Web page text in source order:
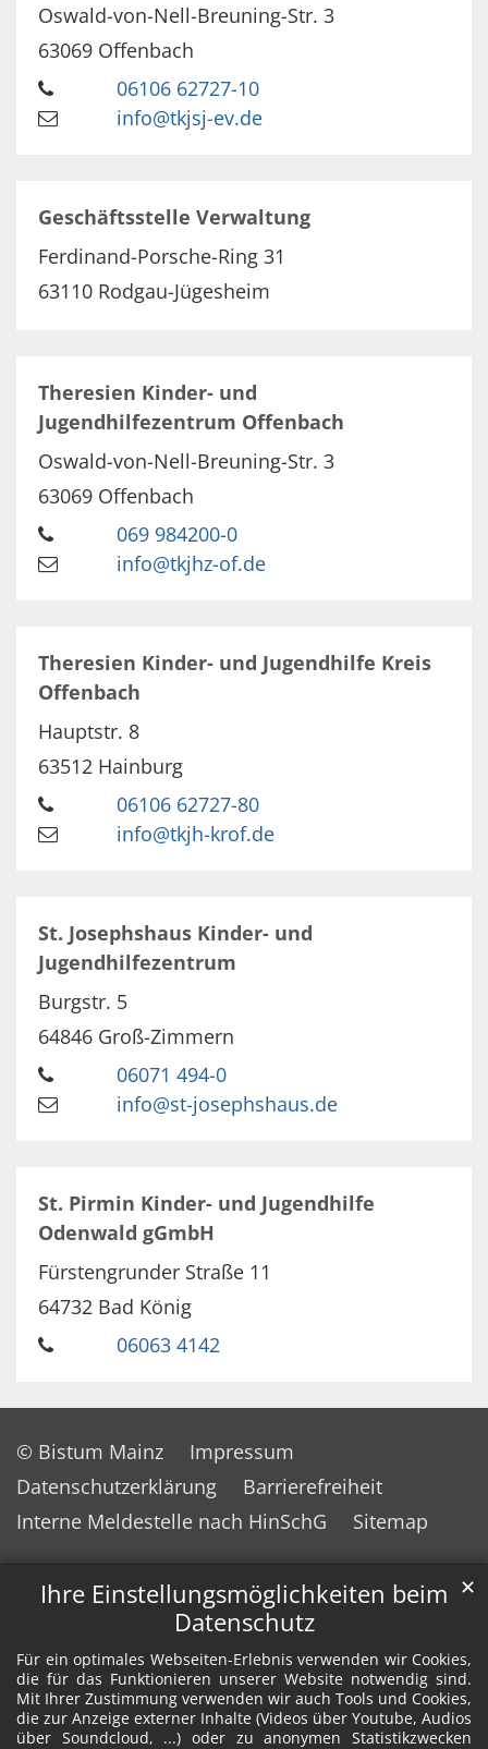
Ihre Einstellungsmöglichkeiten beim
Datenschutz
Für ein optimales Webseiten-Erlebnis verwenden wir Cookies,
die für das Funktionieren unserer Website notwendig sind.
Mit Ihrer Zustimmung verwenden wir auch Tools und Cookies,
die zur Anzeige externer Inhalte (Videos über Youtube, Audios
über Soundcloud, ...) oder zu anonymen Statistikzwecken
✕
Oswald-von-Nell-Breuning-Str. 3
63069 Offenbach
06106 62727-10
info@tkjsj-ev.de
Geschäftsstelle Verwaltung
Ferdinand-Porsche-Ring 31
63110 Rodgau-Jügesheim
Theresien Kinder- und
Jugendhilfezentrum Offenbach
Oswald-von-Nell-Breuning-Str. 3
63069 Offenbach
069 984200-0
info@tkjhz-of.de
Theresien Kinder- und Jugendhilfe Kreis
Offenbach
Hauptstr. 8
63512 Hainburg
06106 62727-80
info@tkjh-krof.de
St. Josephshaus Kinder- und
Jugendhilfezentrum
Burgstr. 5
64846 Groß-Zimmern
06071 494-0
info@st-josephshaus.de
St. Pirmin Kinder- und Jugendhilfe
Odenwald gGmbH
Fürstengrunder Straße 11
64732 Bad König
06063 4142
© Bistum Mainz
Impressum
Datenschutzerklärung
Barrierefreiheit
Interne Meldestelle nach HinSchG
Sitemap